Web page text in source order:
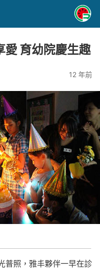
愛 育幼院慶生趣
12 年前
普照，雅丰夥伴一早在診